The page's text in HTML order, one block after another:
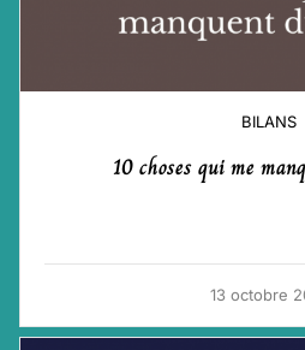
BILANS
10 choses qui me
13 octobre